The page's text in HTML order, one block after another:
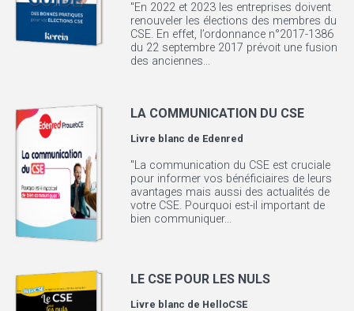
"En 2022 et 2023 les entreprises doivent
renouveler les élections des membres du
CSE. En effet, l’ordonnance n°2017-1386
du 22 septembre 2017 prévoit une fusion
des anciennes...
LA COMMUNICATION DU CSE
Livre blanc de Edenred
"La communication du CSE est cruciale
pour informer vos bénéficiaires de leurs
avantages mais aussi des actualités de
votre CSE. Pourquoi est-il important de
bien communiquer...
LE CSE POUR LES NULS
Livre blanc de HelloCSE